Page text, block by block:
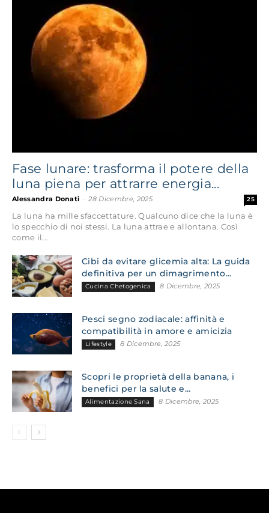
Fase lunare: trasforma il potere della
luna piena per attrarre energia...
Alessandra Donati 28 Dicembre, 2025 25
La luna ha mille sfaccettature. Qualcuno dice che la luna è
lo specchio di noi stessi. La luna attrae e allontana. Così
come il...
Cibi da evitare glicemia alta: La guida
definitiva per un dimagrimento...
Cucina Chetogenica 8 Dicembre, 2025
Pesci segno zodiacale: affinità e
compatibilità in amore e amicizia
Lifestyle 8 Dicembre, 2025
Scopri le proprietà della banana, i
benefici per la salute e...
Alimentazione Sana 8 Dicembre, 2025